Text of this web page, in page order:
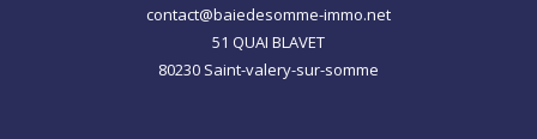
contact@baiedesomme-immo.net
51 QUAI BLAVET
80230
saint-valery-sur-somme